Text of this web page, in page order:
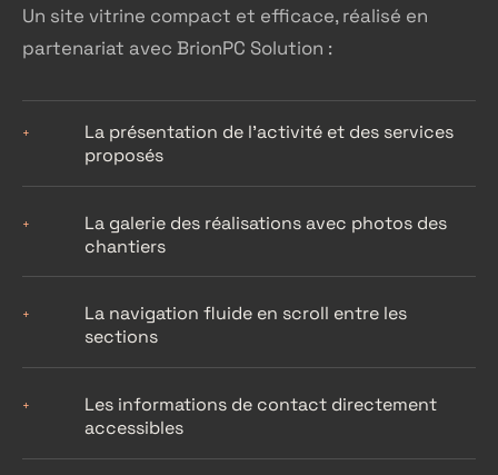
Un site vitrine compact et efficace, réalisé en
partenariat avec BrionPC Solution :
+
La présentation de l'activité et des services
proposés
+
La galerie des réalisations avec photos des
chantiers
+
La navigation fluide en scroll entre les
sections
+
Les informations de contact directement
accessibles